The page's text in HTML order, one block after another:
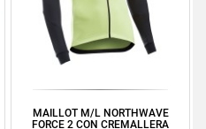
MAILLOT M/L NORTHWAVE
FORCE 2 CON CREMALLERA